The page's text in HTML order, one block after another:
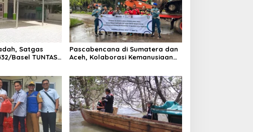
Satgas
Basel TUNTAS
Pascabencana di Sumatera dan
Aceh, Kolaborasi Kemanusiaan